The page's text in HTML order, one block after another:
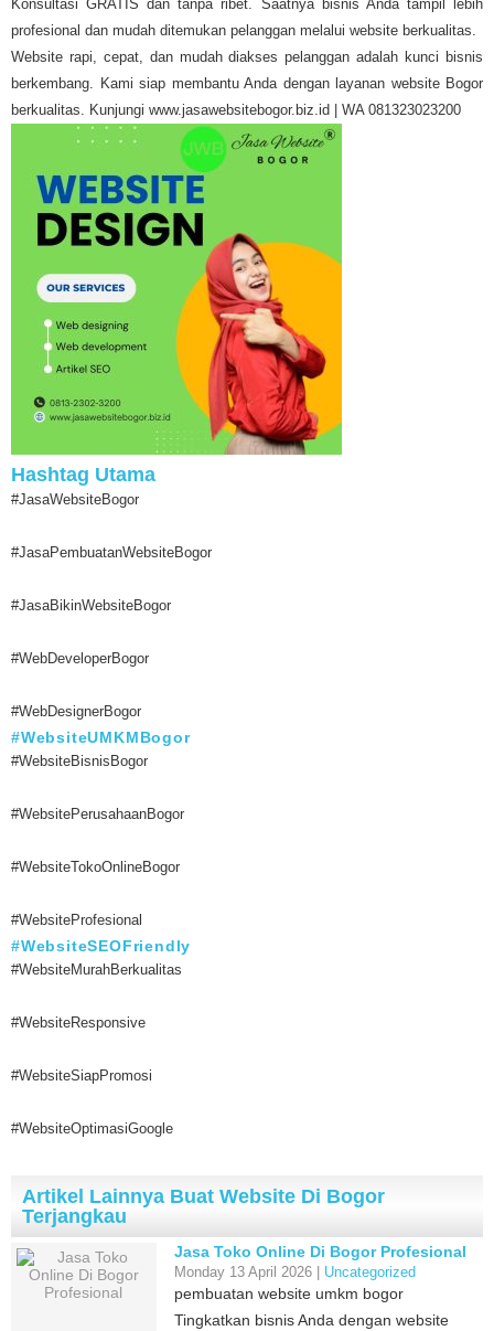
Konsultasi GRATIS dan tanpa ribet. Saatnya bisnis Anda tampil lebih
profesional dan mudah ditemukan pelanggan melalui website berkualitas.
Website rapi, cepat, dan mudah diakses pelanggan adalah kunci bisnis
berkembang. Kami siap membantu Anda dengan layanan website Bogor
berkualitas. Kunjungi www.jasawebsitebogor.biz.id | WA 081323023200
Hashtag Utama
#JasaWebsiteBogor
#JasaPembuatanWebsiteBogor
#JasaBikinWebsiteBogor
#WebDeveloperBogor
#WebDesignerBogor
#WebsiteUMKMBogor
#WebsiteBisnisBogor
#WebsitePerusahaanBogor
#WebsiteTokoOnlineBogor
#WebsiteProfesional
#WebsiteSEOFriendly
#WebsiteMurahBerkualitas
#WebsiteResponsive
#WebsiteSiapPromosi
#WebsiteOptimasiGoogle
Artikel Lainnya Buat Website Di Bogor
Terjangkau
Jasa Toko Online Di Bogor Profesional
Monday 13 April 2026 | Uncategorized
pembuatan website umkm bogor
Tingkatkan bisnis Anda dengan website